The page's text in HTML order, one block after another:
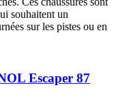
souhaitent un
sur les pistes ou en
Escaper 87